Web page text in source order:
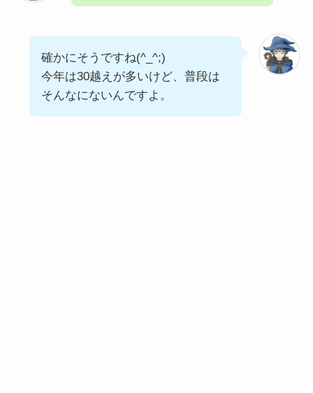
確かにそうですね(^_^;)
今年は30越えが多いけど、普段は
そんなにないんですよ。